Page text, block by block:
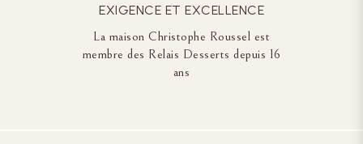
EXIGENCE ET EXCELLENCE
La maison Christophe Roussel est
membre des Relais Desserts depuis 16
ans